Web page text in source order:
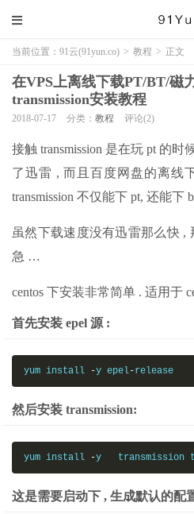
当前位置： 91云(91yun.co) > 教程 > 正文
在VPS上离线下载PT/BT/磁
transmission安装教程
2018-07-17 分类： 教程 评论(2)
接触 transmission 是在玩 pt 的
了迅雷 , 而且百度网盘的离线
transmission 不仅能下 pt, 还能下
虽然下载速度没有迅雷那么快 ,
急 …
centos 下安装非常简单 . 适用于
首先安装 epel 源 :
yum install -y epel-release
然后安装 transmission:
yum install -y   transmission
这是需要启动下 , 生成默认的配